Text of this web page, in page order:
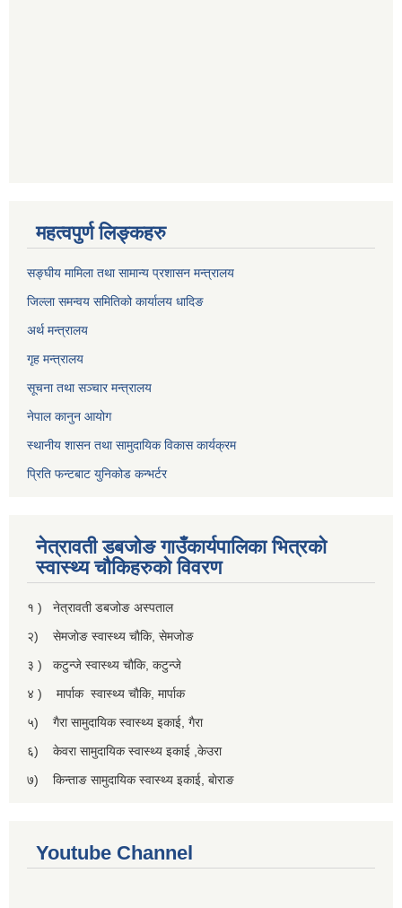
महत्वपुर्ण लिङ्कहरु
सङ्घीय मामिला तथा सामान्य प्रशासन मन्त्रालय
जिल्ला समन्वय समितिको कार्यालय धादिङ
अर्थ मन्त्रालय
गृह मन्त्रालय
सूचना तथा सञ्चार मन्त्रालय
नेपाल कानुन आयोग
स्थानीय शासन तथा सामुदायिक विकास कार्यक्रम
प्रिति फन्टबाट युनिकोड कन्भर्टर
नेत्रावती डबजाेङ गाउँकार्यपालिका भित्रकाे
स्वास्थ्य चाैकिहरुकाे विवरण
१ ) नेत्रावती डबजोङ अस्पताल
२) सेमजाेङ स्वास्थ्य चाैकि, सेमजाेङ
३ ) कटुन्जे स्वास्थ्य चाैकि, कटुन्जे
४ ) मार्पाक स्वास्थ्य चाैकि, मार्पाक
५) गैरा सामुदायिक स्वास्थ्य इकाई, गैरा
६) केवरा सामुदायिक स्वास्थ्य इकाई ,केउरा
७) किन्ताङ सामुदायिक स्वास्थ्य इकाई, बाेराङ
Youtube Channel